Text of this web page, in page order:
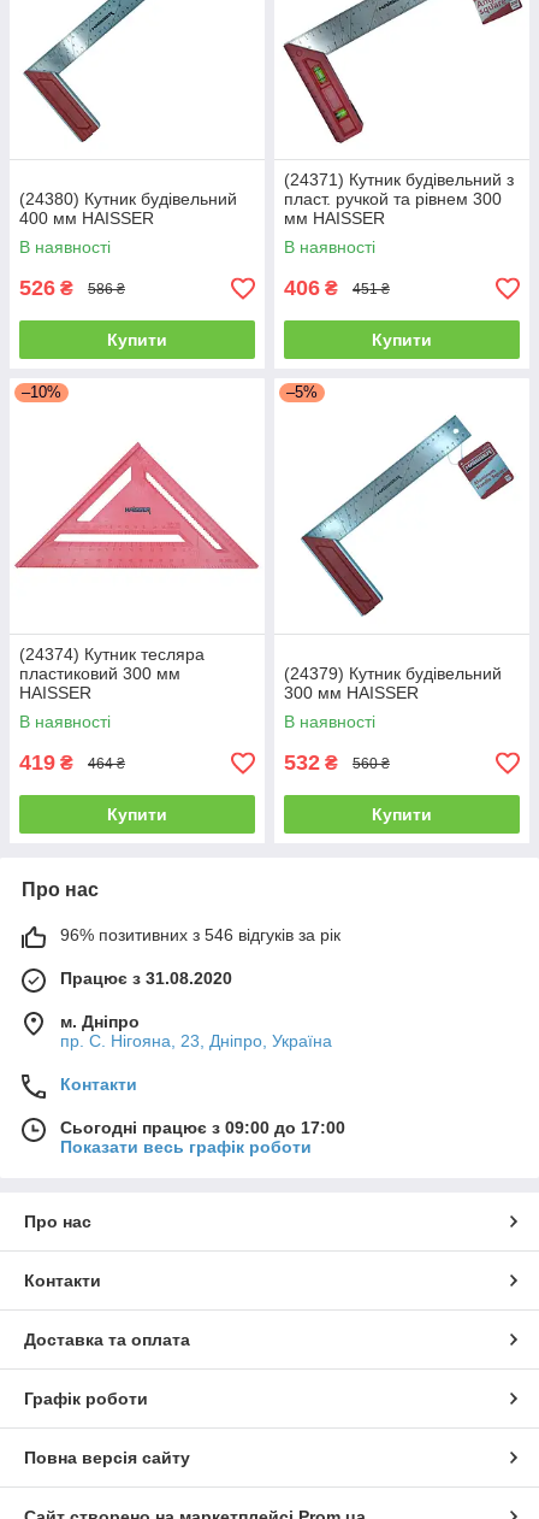
(24380) Кутник будівельний
400 мм HAISSER
В наявності
526 ₴ 586 ₴
Купити
(24371) Кутник будівельний з
пласт. ручкой та рівнем 300
мм HAISSER
В наявності
406 ₴ 451 ₴
Купити
–10%
(24374) Кутник тесляра
пластиковий 300 мм
HAISSER
В наявності
419 ₴ 464 ₴
Купити
–5%
(24379) Кутник будівельний
300 мм HAISSER
В наявності
532 ₴ 560 ₴
Купити
Про нас
96% позитивних з 546 відгуків за рік
Працює з 31.08.2020
м. Дніпро
пр. С. Нігояна, 23, Дніпро, Україна
Контакти
Сьогодні працює з 09:00 до 17:00
Показати весь графік роботи
Про нас
Контакти
Доставка та оплата
Графік роботи
Повна версія сайту